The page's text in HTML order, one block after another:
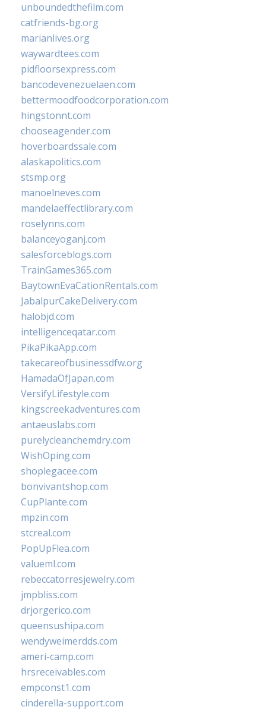
unboundedthefilm.com
catfriends-bg.org
marianlives.org
waywardtees.com
pidfloorsexpress.com
bancodevenezuelaen.com
bettermoodfoodcorporation.com
hingstonnt.com
chooseagender.com
hoverboardssale.com
alaskapolitics.com
stsmp.org
manoelneves.com
mandelaeffectlibrary.com
roselynns.com
balanceyoganj.com
salesforceblogs.com
TrainGames365.com
BaytownEvaCationRentals.com
JabalpurCakeDelivery.com
halobjd.com
intelligenceqatar.com
PikaPikaApp.com
takecareofbusinessdfw.org
HamadaOfJapan.com
VersifyLifestyle.com
kingscreekadventures.com
antaeuslabs.com
purelycleanchemdry.com
WishOping.com
shoplegacee.com
bonvivantshop.com
CupPlante.com
mpzin.com
stcreal.com
PopUpFlea.com
valueml.com
rebeccatorresjewelry.com
jmpbliss.com
drjorgerico.com
queensushipa.com
wendyweimerdds.com
ameri-camp.com
hrsreceivables.com
empconst1.com
cinderella-support.com